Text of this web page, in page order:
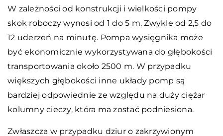
W zależności od konstrukcji i wielkości pompy
skok roboczy wynosi od 1 do 5 m. Zwykle od 2,5 do
12 uderzeń na minutę. Pompa wysięgnika może
być ekonomicznie wykorzystywana do głębokości
transportowania około 2500 m. W przypadku
większych głębokości inne układy pomp są
bardziej odpowiednie ze względu na duży ciężar
kolumny cieczy, która ma zostać podniesiona.
Zwłaszcza w przypadku dziur o zakrzywionym